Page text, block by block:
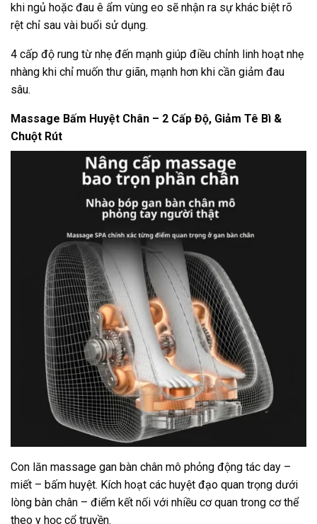
khi ngủ hoặc đau ê ẩm vùng eo sẽ nhận ra sự khác biệt rõ
rệt chỉ sau vài buổi sử dụng.
4 cấp độ rung từ nhẹ đến mạnh giúp điều chỉnh linh hoạt nhẹ
nhàng khi chỉ muốn thư giãn, mạnh hơn khi cần giảm đau
sâu.
Massage Bấm Huyệt Chân – 2 Cấp Độ, Giảm Tê Bì &
Chuột Rút
Con lăn massage gan bàn chân mô phỏng động tác day –
miết – bấm huyệt. Kích hoạt các huyệt đạo quan trọng dưới
lòng bàn chân – điểm kết nối với nhiều cơ quan trong cơ thể
theo y học cổ truyền.